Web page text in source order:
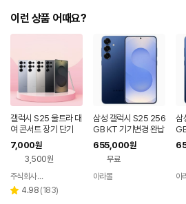
는
대
략
인
을
안
내
를
나
타
는
표
이런 상품 어때요?
갤럭시 S25 울트라 대
여 콘서트 장기 단기
7,000원
3,500원
페이
주식회사 폰빌리지
별 4.98 리
(183)
삼성 갤럭시 S25 256
GB KT 기기변경 완납
655,000원
무료
아라몰
삼
아